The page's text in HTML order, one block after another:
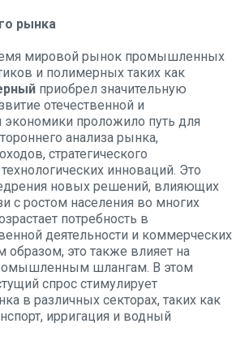
рынка
мировой рынок промышленных
и полимерных таких как
приобрел значительную
отечественной и
проложило путь для
анализа рынка,
стратегического
инноваций. Это
новых решений, влияющих
с ростом населения во многих
потребность в
деятельности и коммерческих
образом, это также влияет на
шлангам. В этом
спрос стимулирует
в различных секторах, таких как
ирригация и водный